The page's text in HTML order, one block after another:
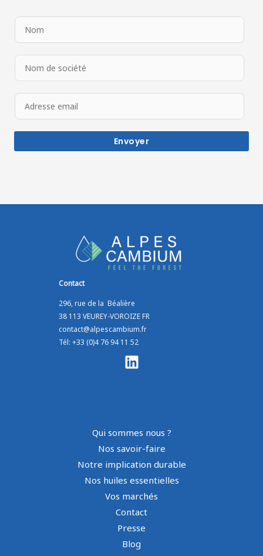
Envoyer
Contact
296, rue de la Béalière
38 113 VEUREY-VOROIZE FR
contact@alpescambium.fr
Tél: +33 (0)4 76 94 11 52
Qui sommes nous ?
Nos savoir-faire
Notre implication durable
Nos huiles essentielles
Vos marchés
Contact
Presse
Blog